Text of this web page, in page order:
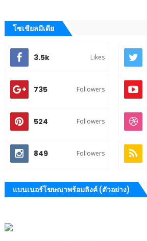
โซเชียลมีเดีย
3.5k Likes
735 Followers
524 Followers
849 Followers
แบนเนอร์โฆษณาพร้อมลิงค์ (ตัวอย่าง)